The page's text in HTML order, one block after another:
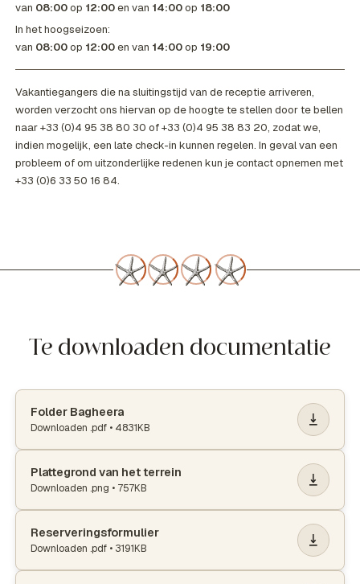
van 08:00op 12:00en van 14:00op 18:00
In het hoogseizoen:
van 08:00op 12:00en van 14:00op 19:00
Vakantiegangers die na sluitingstijd van de receptie arriveren,
worden verzocht ons hiervan op de hoogte te stellen door te bellen
naar +33 (0)4 95 38 80 30 of +33 (0)4 95 38 83 20, zodat we,
indien mogelijk, een late check-in kunnen regelen. In geval van een
probleem of om uitzonderlijke redenen kun je contact opnemen met
+33 (0)6 33 50 16 84.
Te downloaden documentatie
Folder Bagheera
Downloaden .pdf • 4831KB
Plattegrond van het terrein
Downloaden .png • 757KB
Reserveringsformulier
Downloaden .pdf • 3191KB